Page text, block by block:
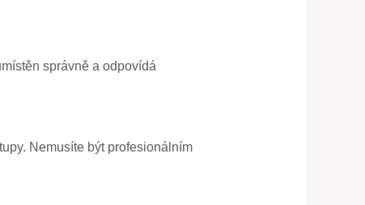
správně a odpovídá
Nemusíte být profesionálním